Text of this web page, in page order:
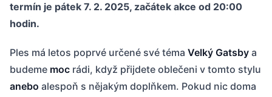
termín je pátek 7. 2. 2025, začátek akce od 20:00
hodin.
Ples má letos poprvé určené své téma Velký Gatsby a
budeme moc rádi, když přijdete oblečeni v tomto stylu
anebo alespoň s nějakým doplňkem. Pokud nic doma